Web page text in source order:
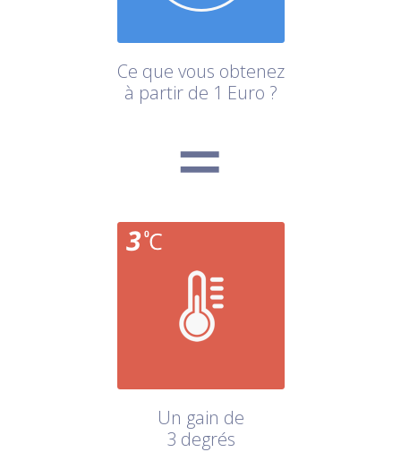
Ce que vous obtenez
à partir de 1 Euro ?
Un gain de
3 degrés